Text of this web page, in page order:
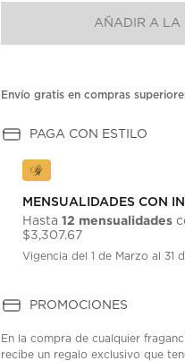
AÑADIR A LA
Envío gratis en compras
PAGA CON ESTILO
MENSUALIDADES CON
Hasta12 mensualidades
$3,307.67
Vigencia del 1 de Marzo al 31
PROMOCIONES
En la compra de cualquier
recibe un regalo exclusivo que